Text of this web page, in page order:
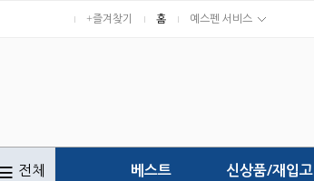
+즐겨찾기 홈 예스펜 서비스
전체 베스트 신상품/재입고